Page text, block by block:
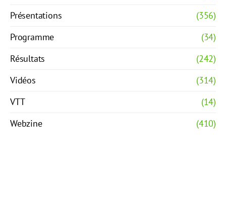
Présentations
(356)
Programme
(34)
Résultats
(242)
Vidéos
(314)
VTT
(14)
Webzine
(410)